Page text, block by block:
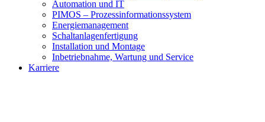
Automation und IT
PIMOS – Prozessinformationssystem
Energiemanagement
Schaltanlagenfertigung
Installation und Montage
Inbetriebnahme, Wartung und Service
Karriere